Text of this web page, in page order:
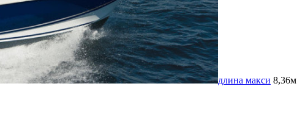
длина макси 8,36м